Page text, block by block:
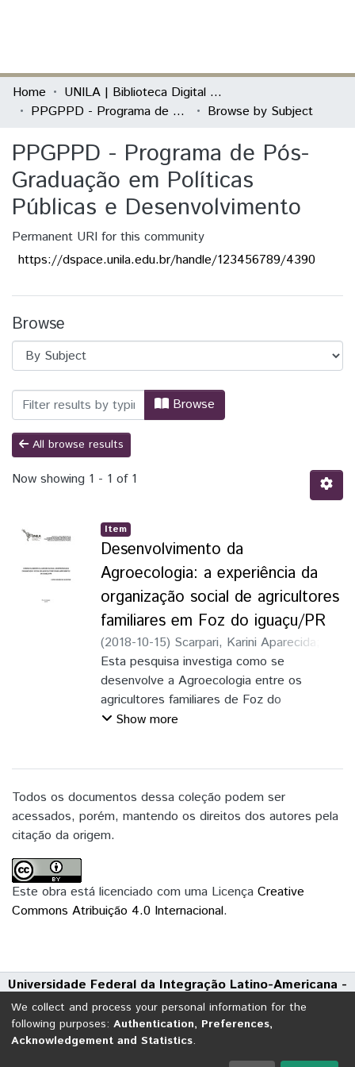
Communities & Collections
All of DSpace
Home
UNILA | Biblioteca Digital de Dissertações e Teses
PPGPPD - Programa de Pós-Graduação em Políticas Públicas e Desenvolvimento
Browse by Subject
PPGPPD - Programa de Pós-
Graduação em Políticas
Públicas e Desenvolvimento
Permanent URI for this community
https://dspace.unila.edu.br/handle/123456789/4390
Browse
Browsing PPGPPD - Programa de
Browse
All browse results
Now showing 1 - 1 of 1
Item
Desenvolvimento da
Agroecologia: a experiência da
organização social de agricultores
familiares em Foz do iguaçu/PR
(2018-10-15) Scarpari, Karini Aparecida
Zimmermann, Silvia Aparecida
Esta pesquisa investiga como se
desenvolve a Agroecologia entre os
agricultores familiares de Foz do
Iguaçu/PR ligados ao Núcleo Oeste da
familiares de Foz do Iguaçu a partir da sua
opção pela Agroecologia. A base teórica
utilizada para fundamentar a pesquisa
dos aspectos referentes à organização
social dos agricultores e à ação coletiva de
produção agrícola. A metodologia aplicada
à pesquisa, de caráter qualitativa, foi feita
utilizando técnicas de investigação mista
que correspondem à análise documental,
observação participativa, questionário
Show more
Todos os documentos dessa coleção podem ser
acessados, porém, mantendo os direitos dos autores pela
citação da origem.
Este obra está licenciado com uma Licença Creative
Commons Atribuição 4.0 Internacional.
Universidade Federal da Integração Latino-Americana -
UNILA
Avenida Tarquínio Joslin dos Santos, 1000 - Polo Universitário
CEP: 85870-650 | Foz do Iguaçu - Paraná
We collect and process your personal information for the
following purposes: Authentication, Preferences,
Acknowledgement and Statistics.